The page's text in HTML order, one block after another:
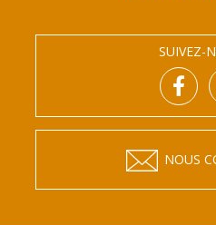
SUIVEZ-
NOUS